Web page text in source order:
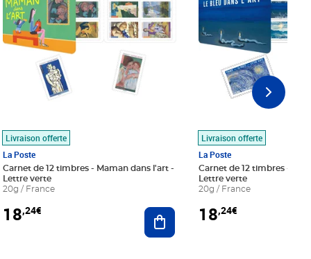
au panier
Livraison offerte
La Poste
Carnet de 12 timbres - Maman dans l'art -
Lettre verte
20g / France
18,24€ Ajouter au panier
Livraison offerte
La Poste
Carnet de 12 timbres - Le
Lettre verte
20g / France
18,24€